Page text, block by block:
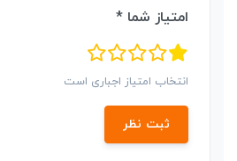
امتیاز شما *
انتخاب امتیاز اجباری است
ثبت نظر